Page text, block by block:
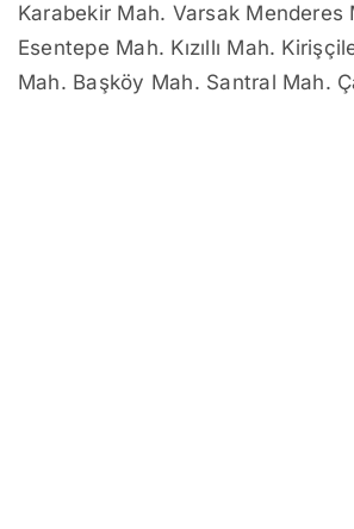
Karabekir Mah. Varsak Menderes
Esentepe Mah. Kızıllı Mah.
Mah. Başköy Mah. Santral Mah.